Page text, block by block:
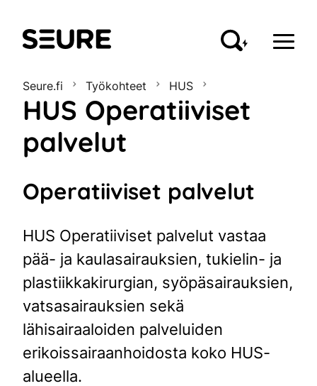
Seure
Seure.fi Työkohteet HUS
HUS Operatiiviset
palvelut
Operatiiviset palvelut
HUS Operatiiviset palvelut vastaa
pää- ja kaulasairauksien, tukielin- ja
plastiikkakirurgian, syöpäsairauksien,
vatsasairauksien sekä
lähisairaaloiden palveluiden
erikoissairaanhoidosta koko HUS-
alueella.